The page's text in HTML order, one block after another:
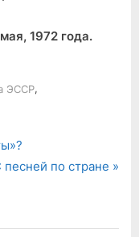
1972 года.
ЭССР,
песней по стране